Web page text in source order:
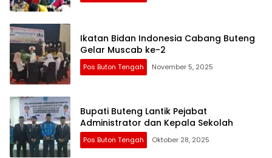
Ikatan Bidan Indonesia Cabang Buteng
Gelar Muscab ke-2
Pos Buton Tengah November 5, 2025
Bupati Buteng Lantik Pejabat
Administrator dan Kepala Sekolah
Pos Buton Tengah Oktober 28, 2025